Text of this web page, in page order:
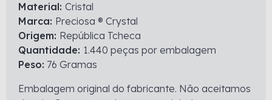
Material: Cristal
Marca: Preciosa ® Crystal
Origem: República Tcheca
Quantidade: 1.440 peças por embalagem
Peso: 76 Gramas
Embalagem original do fabricante. Não aceitamos